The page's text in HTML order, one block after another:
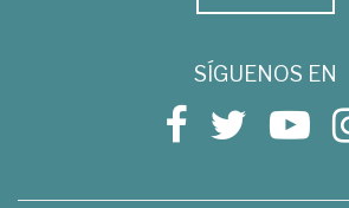
SÍGUENOS EN